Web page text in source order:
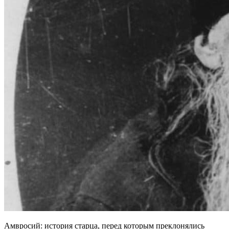
Амвросий: история старца, перед которым преклонялись